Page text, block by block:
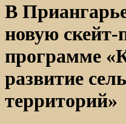
В
новую
программе
развитие
территорий»